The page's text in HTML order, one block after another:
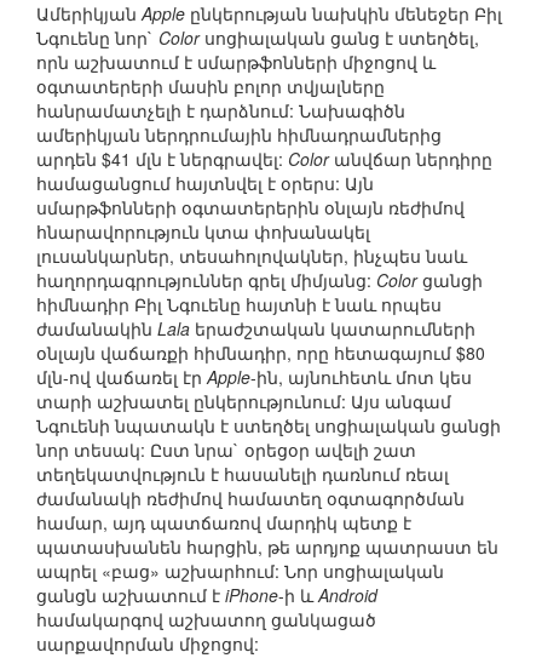
ԱմերիկյանApple ընկերության նախկին մենեջեր Բիլ
Նգուենը նոր` Colorսոցիալական ցանց է ստեղծել,
որն աշխատում է սմարթֆոնների միջոցով և
օգտատերերի մասին բոլոր տվյալները
հանրամատչելի է դարձնում: Նախագիծն
ամերիկյան ներդրումային հիմնադրամներից
արդեն $41 մլն է ներգրավել: Colorանվճար ներդիրը
համացանցում հայտնվել է օրերս: Այն
սմարթֆոնների օգտատերերին օնլայն ռեժիմով
հնարավորություն կտա փոխանակել
լուսանկարներ, տեսահոլովակներ, ինչպես նաև
հաղորդագրություններ գրել միմյանց: Colorցանցի
հիմնադիր Բիլ Նգուենը հայտնի է նաև որպես
ժամանակին Lala երաժշտական կատարումների
օնլայն վաճառքի հիմնադիր, որը հետագայում $80
մլն-ով վաճառել էրApple-ին, այնուհետև մոտ կես
տարի աշխատել ընկերությունում: Այս անգամ
Նգուենի նպատակն է ստեղծել սոցիալական ցանցի
նոր տեսակ: Ըստ նրա` օրեցօր ավելի շատ
տեղեկատվություն է հասանելի դառնում ռեալ
ժամանակի ռեժիմով համատեղ օգտագործման
համար, այդ պատճառով մարդիկ պետք է
պատասխանեն հարցին, թե արդյոք պատրաստ են
ապրել «բաց» աշխարհում: Նոր սոցիալական
ցանցն աշխատում է iPhone-ի ևAndroid
համակարգով աշխատող ցանկացած
սարքավորման միջոցով: